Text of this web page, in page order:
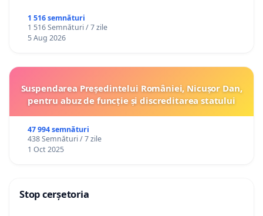
1 516 semnături
1 516 Semnături / 7 zile
5 Aug 2026
Suspendarea Președintelui României, Nicușor Dan,
pentru abuz de funcție și discreditarea statului
47 994 semnături
438 Semnături / 7 zile
1 Oct 2025
Stop cerșetoria